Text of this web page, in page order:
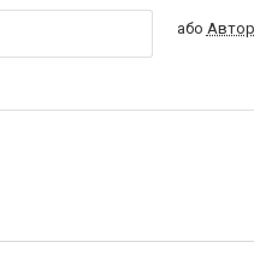
або